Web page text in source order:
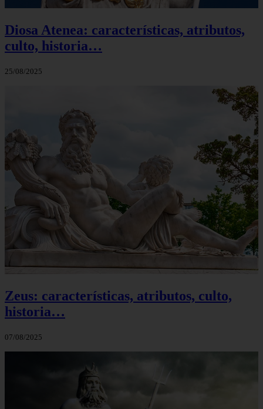
Diosa Atenea: características, atributos,
culto, historia…
25/08/2025
Zeus: características, atributos, culto,
historia…
07/08/2025